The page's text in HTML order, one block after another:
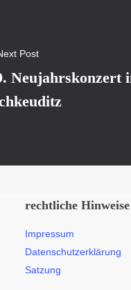
Post
rechtliche Hinweise
Impressum
Datenschutzerklärung
Satzung